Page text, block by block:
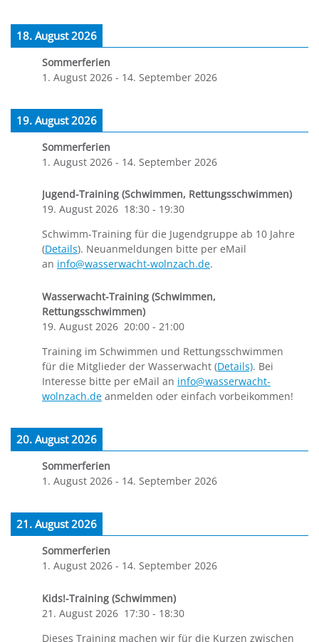
18. August 2026
Sommerferien
1. August 2026 - 14. September 2026
19. August 2026
Sommerferien
1. August 2026 - 14. September 2026
Jugend-Training (Schwimmen, Rettungsschwimmen)
19. August 2026 18:30 - 19:30
Schwimm-Training für die Jugendgruppe ab 10 Jahre
(Details). Neuanmeldungen bitte per eMail
an info@wasserwacht-wolnzach.de.
Wasserwacht-Training (Schwimmen,
Rettungsschwimmen)
19. August 2026 20:00 - 21:00
Training im Schwimmen und Rettungsschwimmen
für die Mitglieder der Wasserwacht (Details). Bei
Interesse bitte per eMail an info@wasserwacht-
wolnzach.de anmelden oder einfach vorbeikommen!
20. August 2026
Sommerferien
1. August 2026 - 14. September 2026
21. August 2026
Sommerferien
1. August 2026 - 14. September 2026
Kids!-Training (Schwimmen)
21. August 2026 17:30 - 18:30
Dieses Training machen wir für die Kurzen zwischen